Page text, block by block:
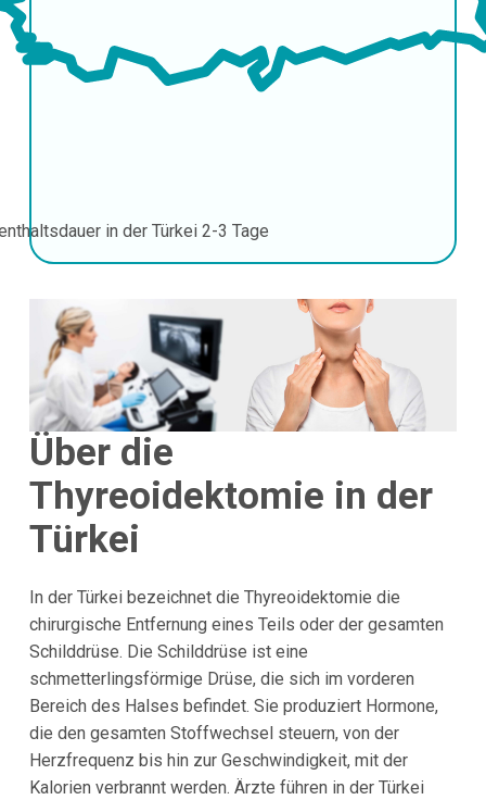
in der Türkei 2-3 Tage
Über die
Thyreoidektomie in der
Türkei
In der Türkei bezeichnet die Thyreoidektomie die
chirurgische Entfernung eines Teils oder der gesamten
Schilddrüse. Die Schilddrüse ist eine
schmetterlingsförmige Drüse, die sich im vorderen
Bereich des Halses befindet. Sie produziert Hormone,
die den gesamten Stoffwechsel steuern, von der
Herzfrequenz bis hin zur Geschwindigkeit, mit der
Kalorien verbrannt werden. Ärzte führen in der Türkei